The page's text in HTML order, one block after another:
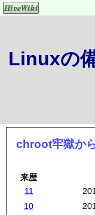
Linuxの
chroot牢獄か
来歴
11
10